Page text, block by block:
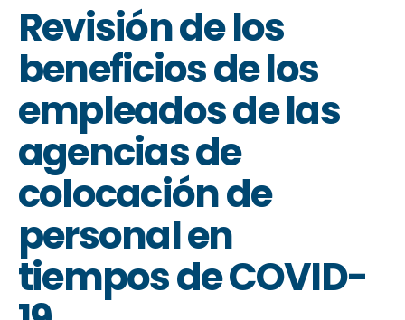
Revisión de los
beneficios de los
empleados de las
agencias de
colocación de
personal en
tiempos de COVID-